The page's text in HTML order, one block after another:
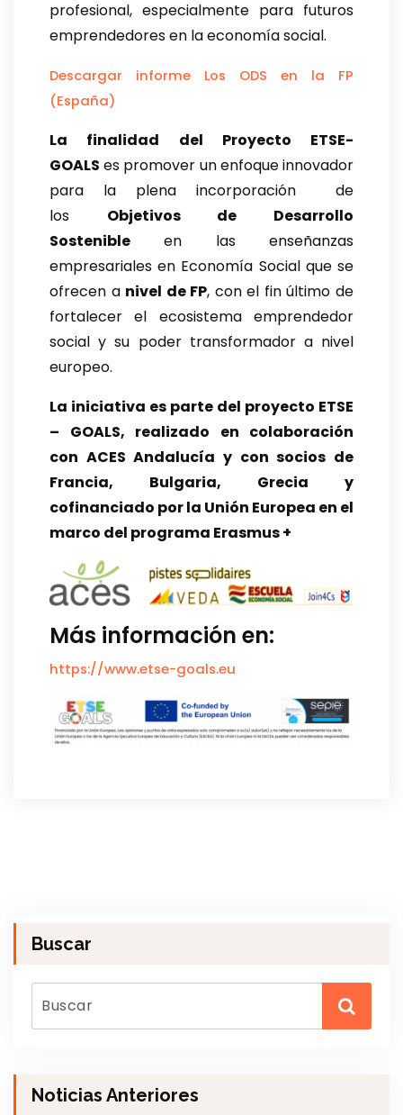
profesional, especialmente para futuros
emprendedores en la economía social.
Descargar informe Los ODS en la FP
(España)
La finalidad del Proyecto ETSE-
GOALS es promover un enfoque innovador
para la plena incorporación de
los Objetivos de Desarrollo
Sostenible en las enseñanzas
empresariales en Economía Social que se
ofrecen a nivel de FP, con el fin último de
fortalecer el ecosistema emprendedor
social y su poder transformador a nivel
europeo.
La iniciativa es parte del proyecto ETSE
– GOALS, realizado en colaboración
con ACES Andalucía y con socios de
Francia, Bulgaria, Grecia y
cofinanciado por la Unión Europea en el
marco del programa Erasmus +
Más información en:
https://www.etse-goals.eu
Buscar
Noticias Anteriores